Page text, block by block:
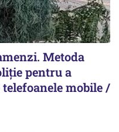
Metoda
pentru a
mobile /